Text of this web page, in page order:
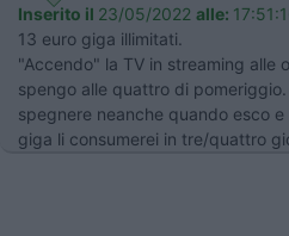
Inserito il 23/05/2022 alle:
13 euro giga illimitati.
"Accendo" la TV in streaming alle
spengo alle quattro di
spegnere neanche quando esco
giga li consumerei in tre/quattro